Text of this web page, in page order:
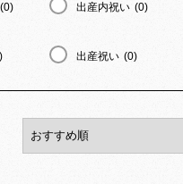
(0) 出産内祝い (0)
出産祝い (0)